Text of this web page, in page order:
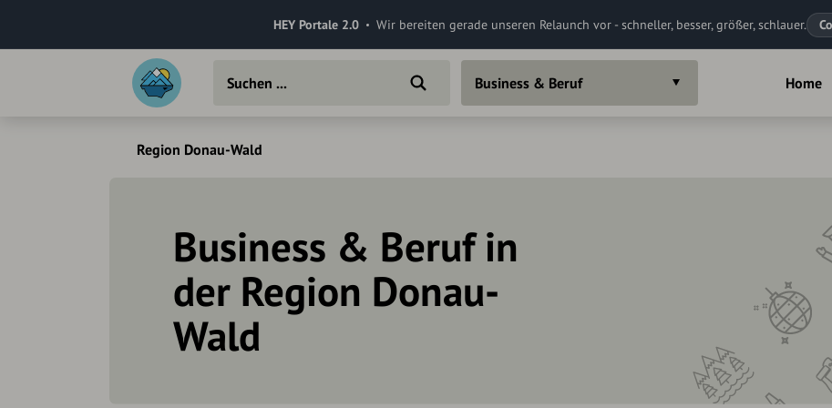
HEY Portale 2.0 Wir bereiten gerade unseren Relaunch vor - schneller, besser, größer, schlauer.
Home
Business & Beruf
Region Donau-Wald
Business & Beruf in
der Region Donau-
Wald